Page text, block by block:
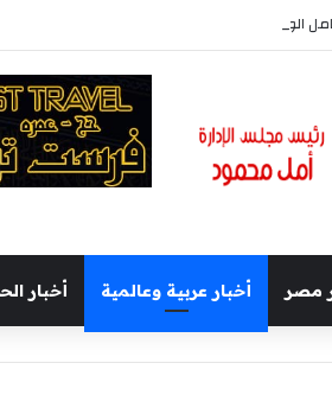
الوزير وزير النقل يجري جولة تفقدية بميناء السخنة
مصر أخبار عربية وعالمية أخبار